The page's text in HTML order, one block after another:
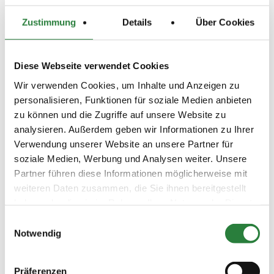
Zustimmung Details Über Cookies
Diese Webseite verwendet Cookies
Wir verwenden Cookies, um Inhalte und Anzeigen zu
personalisieren, Funktionen für soziale Medien anbieten
zu können und die Zugriffe auf unsere Website zu
analysieren. Außerdem geben wir Informationen zu Ihrer
Verwendung unserer Website an unsere Partner für
soziale Medien, Werbung und Analysen weiter. Unsere
Partner führen diese Informationen möglicherweise mit
weiteren Daten zusammen, die Sie ihnen bereitgestellt
Notwendig
Präferenzen
(v)
Galopp
Preisgeld
0,00 €
0 WB
21.06.2026
(n)
3. Dressurreiter-WB (DRW2) DRE
Preisgeld
0,00 €
6 7 0 WB
20.06.2026
4. Dressur-WB (DW3) DRE